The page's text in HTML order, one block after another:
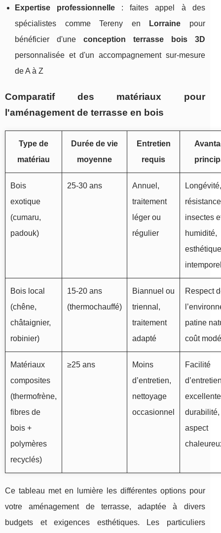
Expertise professionnelle : faites appel à des
spécialistes comme Tereny en
Lorraine pour
bénéficier d'une conception terrasse bois 3D
personnalisée et d'un accompagnement sur-mesure
de A à Z
Comparatif des matériaux pour
l'aménagement de terrasse en bois
Type de
matériau
Durée de vie
moyenne
Entretien
requis
Bois
exotique
(cumaru,
padouk)
25-30 ans
Annuel,
traitement
léger ou
régulier
Longévité,
insectes
humidité,
esthétique
Bois local
(chêne,
châtaignier,
robinier)
15-20 ans
(thermochauffé)
Biannuel ou
triennal,
traitement
adapté
Respect
patine
coût
Matériaux
composites
(thermofrène,
fibres de
bois +
polymères
recyclés)
≥25 ans
Moins
d’entretien,
nettoyage
occasionnel
Facilité
excellente
durabilité,
aspect
Ce tableau met en lumière les différentes options pour
votre aménagement de terrasse, adaptée à divers
budgets et exigences esthétiques. Les particuliers